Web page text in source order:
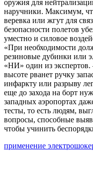
оружия для
наручники. Максимум,
веревка или жгут для
безопасности полетов
уместно и силовое
«При необходимости
резиновые дубинки или
«НИ» один из
высоте рванет ручку
инфаркту или разрыву
еще до захода на борт
западных аэропортах
тесты, то есть людям,
вопросы, способные
чтобы учинить
применение